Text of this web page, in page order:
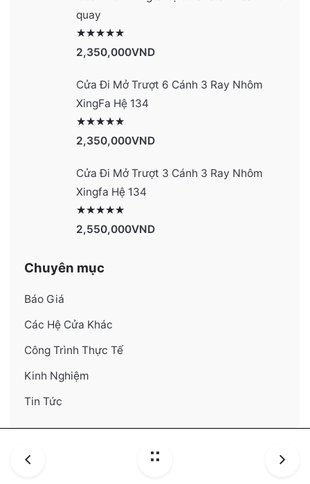
quay
2,350,000VND
Cửa Đi Mở Trượt 6 Cánh 3 Ray Nhôm
XingFa Hệ 134
2,350,000VND
Cửa Đi Mở Trượt 3 Cánh 3 Ray Nhôm
Xingfa Hệ 134
2,550,000VND
Chuyên mục
Báo Giá
Các Hệ Cửa Khác
Công Trình Thực Tế
Kinh Nghiệm
Tin Tức